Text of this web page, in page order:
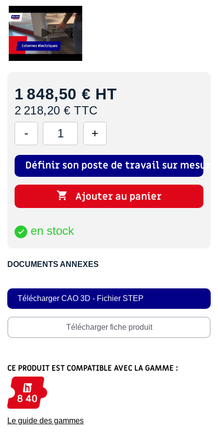
1 848,50 € HT
2 218,20 € TTC
Définir son poste de travail sur mesure
 Ajouter au panier
 en stock
DOCUMENTS ANNEXES
Télécharger CAO 3D - Fichier STEP
Télécharger fiche produit
CE PRODUIT EST COMPATIBLE AVEC LA GAMME :
Le guide des gammes